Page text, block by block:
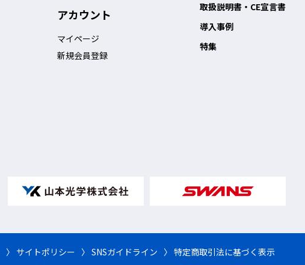
アカウント
マイページ
新規会員登録
取扱説明書・CE宣言書
導入事例
特集
〉 サイトポリシー 〉 SNSガイドライン 〉 特定商取引法に基づく表示